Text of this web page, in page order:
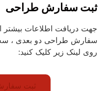
ثبت سفارش طراحی​
جهت دریافت اطلاعات
سفارش طراحی دو بعدی ،
روی لینک زیر کلیک کنید:
ثبت